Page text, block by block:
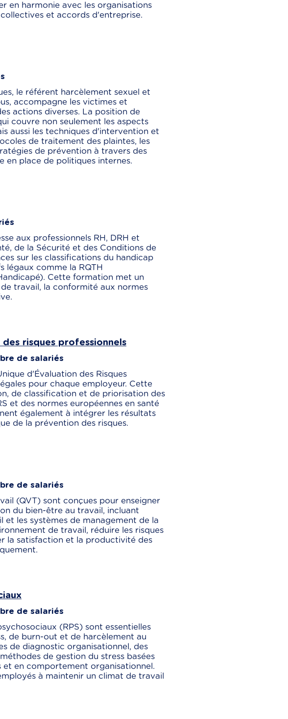
en harmonie avec les organisations
et accords d'entreprise.
le référent harcèlement sexuel et
accompagne les victimes et
actions diverses. La position de
couvre non seulement les aspects
aussi les techniques d'intervention et
de traitement des plaintes, les
de prévention à travers des
en place de politiques internes.
aux professionnels RH, DRH et
de la Sécurité et des Conditions de
sur les classifications du handicap
légaux comme la RQTH
Cette formation met un
travail, la conformité aux normes
des risques professionnels
de salariés
d'Évaluation des Risques
pour chaque employeur. Cette
de classification et de priorisation des
et des normes européennes en santé
également à intégrer les résultats
de la prévention des risques.
de salariés
(QVT) sont conçues pour enseigner
du bien-être au travail, incluant
et les systèmes de management de la
de travail, réduire les risques
la satisfaction et la productivité des
de salariés
(RPS) sont essentielles
de burn-out et de harcèlement au
de diagnostic organisationnel, des
de gestion du stress basées
et en comportement organisationnel.
à maintenir un climat de travail